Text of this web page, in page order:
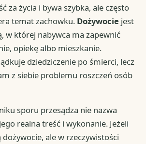
za życia i bywa szybka, ale często
temat zachowku. Dożywocie jest
w której nabywca ma zapewnić
opiekę albo mieszkanie.
dziedziczenie po śmierci, lecz
z siebie problemu roszczeń osób
sporu przesądza nie nazwa
realna treść i wykonanie. Jeżeli
ale w rzeczywistości